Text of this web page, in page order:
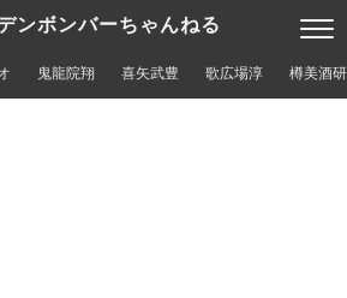
ンボンバーちゃんねる
鬼龍院翔 喜矢武豊 歌広場淳 樽美酒